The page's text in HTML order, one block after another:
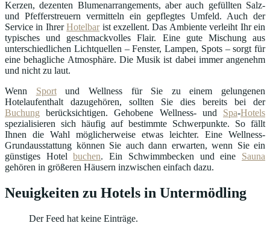
Kerzen, dezenten Blumenarrangements, aber auch gefüllten Salz-
und Pfefferstreuern vermitteln ein gepflegtes Umfeld. Auch der
Service in IhrerHotelbarist exzellent. Das Ambiente verleiht Ihr ein
typisches und geschmackvolles Flair. Eine gute Mischung aus
unterschiedlichen Lichtquellen – Fenster, Lampen, Spots – sorgt für
eine behagliche Atmosphäre. Die Musik ist dabei immer angenehm
und nicht zu laut.
Wenn Sportund Wellness für Sie zu einem gelungenen
Hotelaufenthalt dazugehören, sollten Sie dies bereits bei der
Buchung berücksichtigen. Gehobene Wellness- und Spa-Hotels
spezialisieren sich häufig auf bestimmte Schwerpunkte. So fällt
Ihnen die Wahl möglicherweise etwas leichter. Eine Wellness-
Grundausstattung können Sie auch dann erwarten, wenn Sie ein
günstiges Hotelbuchen. Ein Schwimmbecken und eine Sauna
gehören in größeren Häusern inzwischen einfach dazu.
Neuigkeiten zu Hotels in Untermödling
Der Feed hat keine Einträge.